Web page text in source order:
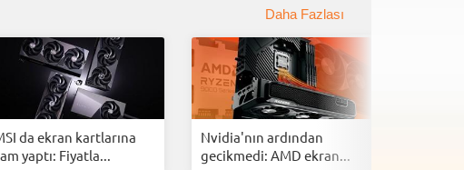
Önerileri
Daha Fazlası
da ekran kartlarına
yaptı: Fiyatla...
Nvidia'nın ardından
gecikmedi: AMD ekran...